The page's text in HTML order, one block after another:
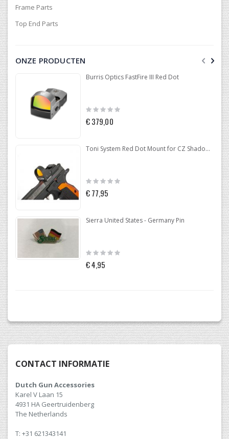
Frame Parts
Top End Parts
ONZE PRODUCTEN
Burris Optics FastFire III Red Dot
Rating:
€ 379,00
Toni System Red Dot Mount for CZ Shadow 2 Optic Ready
Rating:
€ 77,95
Sierra United States - Germany Pin
Rating:
€ 4,95
CONTACT INFORMATIE
Dutch Gun Accessories
Karel V Laan 15
4931 HA Geertruidenberg
The Netherlands
T: +31 621343141